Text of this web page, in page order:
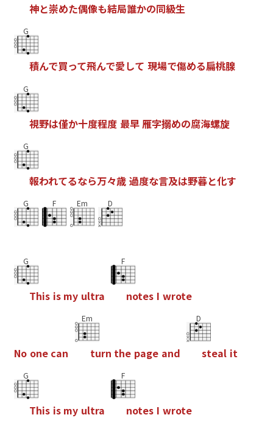
神と崇めた偶像も結局誰かの同級生
G
積んで買って飛んで愛して 現場で傷める扁桃腺
G
視野は僅か十度程度 最早 雁字搦めの腐海螺旋
G
報われてるなら万々歳 過度な言及は野暮と化す
G F Em D
G
This is my ultra
F
notes I wrote
No one can
Em
turn the page and
D
steal it
G
This is my ultra
F
notes I wrote